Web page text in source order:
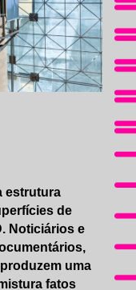
estrutura
de
Noticiários e
uma
fatos